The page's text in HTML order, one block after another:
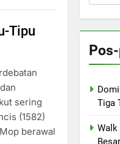
Tipu
sering
(1582)
berawal
untuk:
Tiga
Walk
Besar